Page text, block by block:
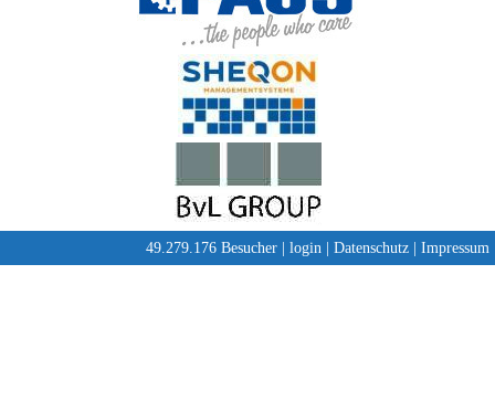
49.279.176 Besucher | login Datenschutz Impressum